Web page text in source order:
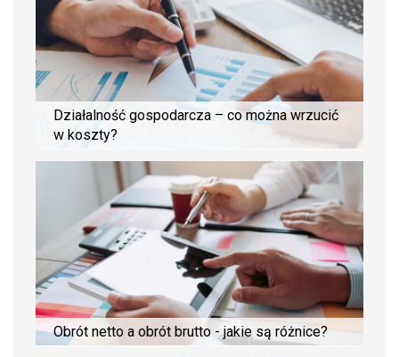
Działalność gospodarcza – co można wrzucić
w koszty?
Obrót netto a obrót brutto - jakie są różnice?